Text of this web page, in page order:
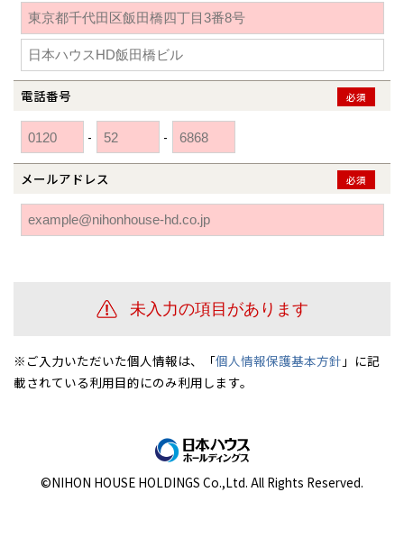
電話番号 必須
- -
メールアドレス 必須
※ご入力いただいた個人情報は、「個人情報保護基本方針 」に記
載されている利用目的にのみ利用します。
©NIHON HOUSE HOLDINGS Co.,Ltd. All Rights Reserved.
栃木
群馬
奈良
滋賀
愛媛
鳥取
広島
山口
佐賀
熊本
宮崎
鹿児島
※現住所のある都道府県以外の建築予定地の方でも現住所の有るお近
くの展示場又は店舗にお問合せください。
応します。お気軽にご相談ください。
茨城県
水戸
栃木県
宇都宮
群馬県
伊勢崎
佐賀県
佐賀
熊本県
熊本
大分県
大分
宮崎県
宮崎
鹿児島県
鹿児島